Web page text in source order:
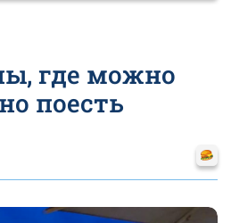
где можно
поесть